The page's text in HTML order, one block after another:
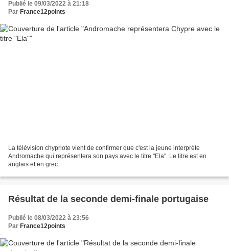
Publié le 09/03/2022 à 21:18
Par France12points
La télévision chypriote vient de confirmer que c'est la jeune interprète
Andromache qui représentera son pays avec le titre "Ela". Le titre est en
anglais et en grec.
Résultat de la seconde demi-finale portugaise
Publié le 08/03/2022 à 23:56
Par France12points